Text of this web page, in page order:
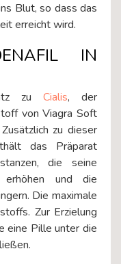
Blut, so dass das
erreicht wird.
IN
zu Cialis, der
von Viagra Soft
zu dieser
das Präparat
die seine
erhöhen und die
Die maximale
Zur Erzielung
eine Pille unter die